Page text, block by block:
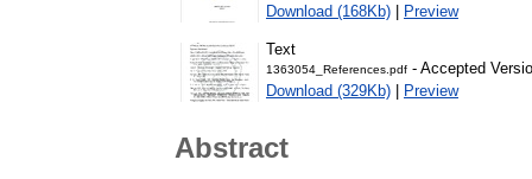
Download (168Kb) | Preview
Text
1363054_References.pdf - Accepted
Download (329Kb) | Preview
Abstract